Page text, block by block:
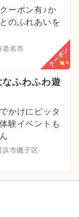
ーポン有♪か
のふれあいを
老名市 クーポン
ふわふわ遊
かけにピッタ
験イベントも
市磯子区